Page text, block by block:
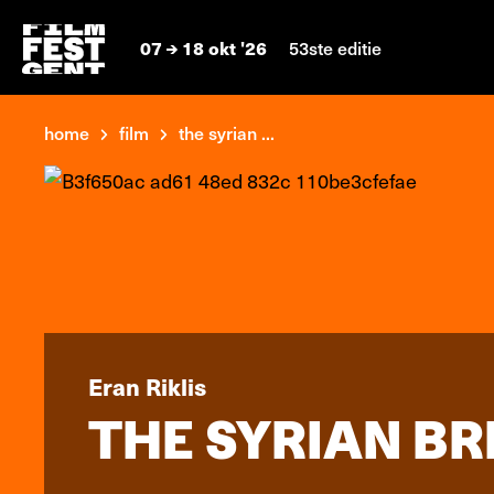
07 18 okt '26 53ste editie
home film the syrian ...
Eran Riklis
THE SYRIAN